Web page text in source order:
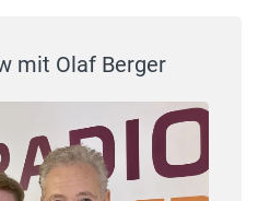
mit Olaf Berger